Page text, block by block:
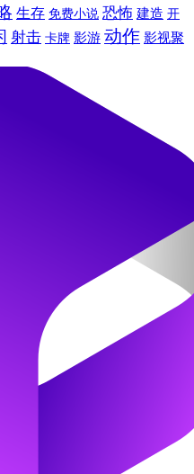
生存 免费小说 恐怖 建造 开
射击 卡牌 影游 动作 影视聚